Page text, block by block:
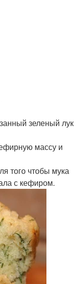
зеленый лук
массу и
того чтобы мука
с кефиром.